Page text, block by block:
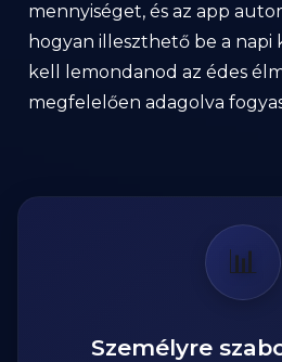
mennyiséget, és az app
hogyan illeszthető be a napi
kell lemondanod az édes
megfelelően adagolva
📊
Személyre